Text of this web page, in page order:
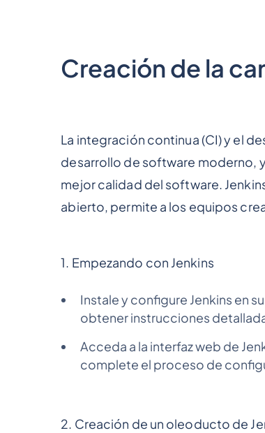
Creación de la
La integración continua (CI) y el
desarrollo de software moderno,
mejor calidad del software.
abierto, permite a los equipos
1. Empezando con Jenkins
Instale y configure Jenkins en
obtener instrucciones
Acceda a la interfaz web de
complete el proceso de
2. Creación de un oleoducto de